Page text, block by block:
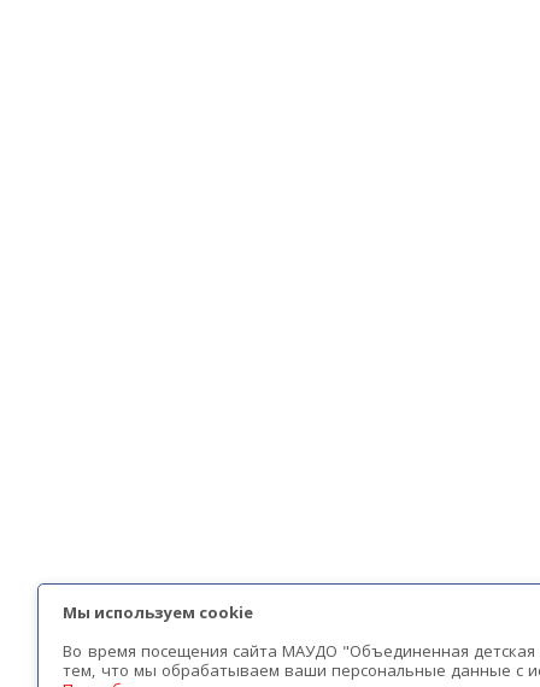
Мы используем cookie
Во время посещения сайта МАУДО "Объединенная детская
тем, что мы обрабатываем ваши персональные данные с